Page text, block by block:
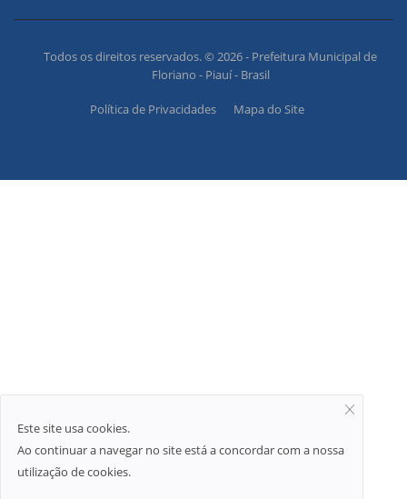
Todos os direitos reservados. © 2026 - Prefeitura Municipal de
Floriano - Piauí - Brasil
Política de Privacidades Mapa do Site
Este site usa cookies.
Ao continuar a navegar no site está a concordar com a nossa
utilização de cookies.